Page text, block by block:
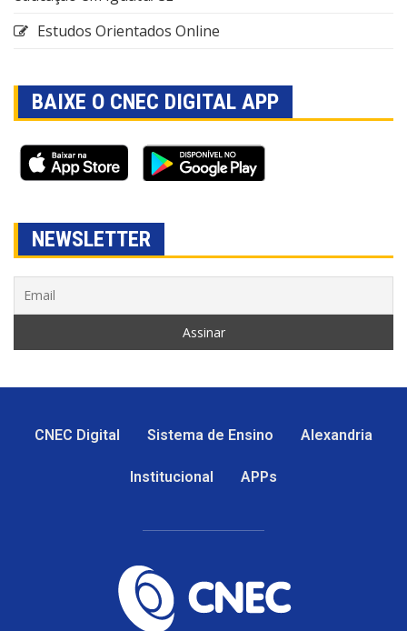
Estudos Orientados Online
BAIXE O CNEC DIGITAL APP
NEWSLETTER
CNEC Digital Sistema de Ensino Alexandria
Institucional APPs